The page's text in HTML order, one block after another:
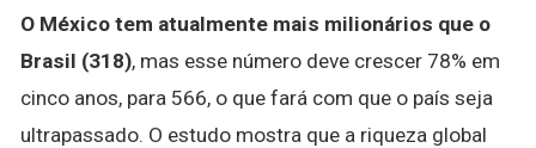
O México tem atualmente mais milionários que o
Brasil (318), mas esse número deve crescer 78% em
cinco anos, para 566, o que fará com que o país seja
ultrapassado. O estudo mostra que a riqueza global